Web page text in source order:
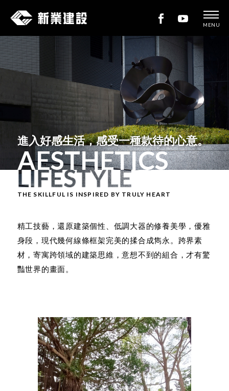
新
業
建
MENU
進入好感生活，感受一種款待的心意。
AESTHETICS
THE SKILLFUL IS INSPIRED BY TRULY HEART
精工技藝，還原建築個性、低調大器的修養美學，優雅
身段，現代幾何線條框架完美的揉合成雋永。 跨界素
材，寄寓跨領域的建築思維，意想不到的組合，才有驚
豔世界的畫面。